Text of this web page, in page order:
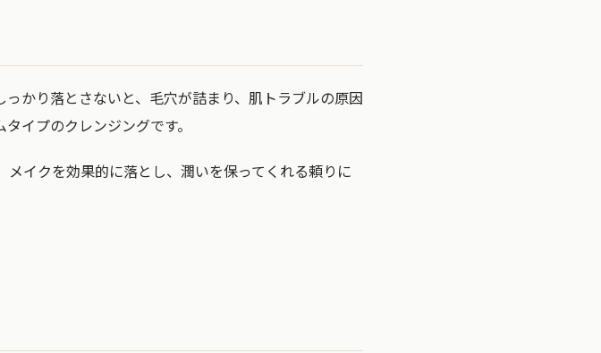
かり落とさないと、毛穴が詰まり、肌トラブルの原因
イプのクレンジングです。
イクを効果的に落とし、潤いを保ってくれる頼りに